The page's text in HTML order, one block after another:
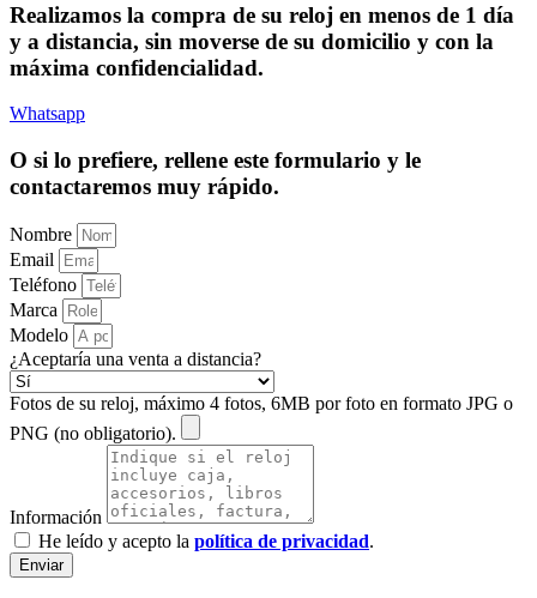
Realizamos la compra de su reloj en menos de 1 día
y a distancia, sin moverse de su domicilio y con la
máxima confidencialidad.
Whatsapp
O si lo prefiere, rellene este formulario y le
contactaremos muy rápido.
Nombre
Email
Teléfono
Marca
Modelo
¿Aceptaría una venta a distancia?
Fotos de su reloj, máximo 4 fotos, 6MB por foto en formato JPG o
PNG (no obligatorio).
Información
He leído y acepto la política de privacidad.
Enviar